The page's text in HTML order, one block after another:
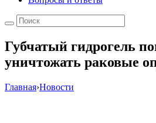
Губчатый гидрогель
уничтожать раковые
Главная›Новости